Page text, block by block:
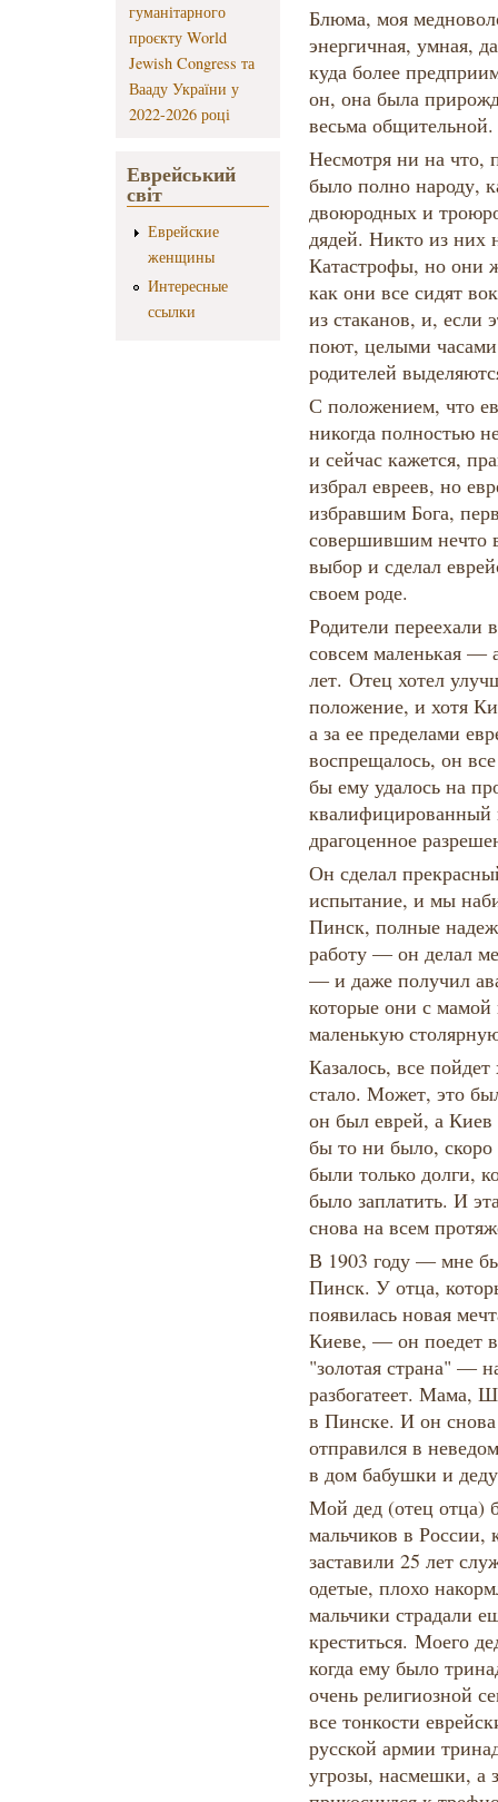
гуманітарного
проєкту World
Jewish Congress та
Вааду України у
2022-2026 році
Еврейський
світ
Еврейские
женщины
Интересные
ссылки
Блюма, моя
энергичная, умная,
куда более
он, она была
весьма общительной.
Несмотря ни на что,
было полно народу,
двоюродных и
дядей. Никто из них
Катастрофы, но они
как они все сидят
из стаканов, и, если
поют, целыми
родителей
С положением, что
никогда полностью
и сейчас кажется,
избрал евреев, но
избравшим Бога,
совершившим нечто
выбор и сделал
своем роде.
Родители
совсем маленькая —
лет. Отец хотел
положение, и хотя
а за ее пределами
воспрещалось, он
бы ему удалось на
драгоценное
Он сделал
испытание, и мы
Пинск, полные
работу — он делал
— и даже получил
которые они с мамой
маленькую
Казалось, все
стало. Может, это
он был еврей, а Киев
бы то ни было, скоро
были только долги,
было заплатить. И
снова на всем
В 1903 году — мне
Пинск. У отца,
появилась новая
Киеве, — он поедет
"золотая страна" —
разбогатеет. Мама,
в Пинске. И он снова
отправился в
в дом бабушки и
Мой дед (отец отца)
мальчиков в
заставили 25 лет
одетые, плохо
мальчики страдали
креститься. Моего
когда ему было
очень религиозной
все тонкости
русской армии
угрозы, насмешки, а